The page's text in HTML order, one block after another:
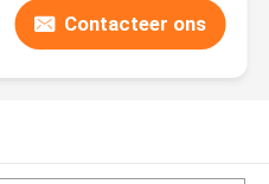
Contacteer ons